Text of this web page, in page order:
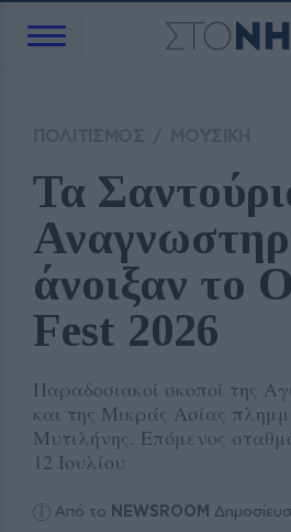
Τα
άνοιξαν το
Fest 2026
Παραδοσιακοί σκοποί της
και της Μικράς Ασίας
Μυτιλήνης. Επόμενος
12 Ιουλίου
Από το NEWSROOM